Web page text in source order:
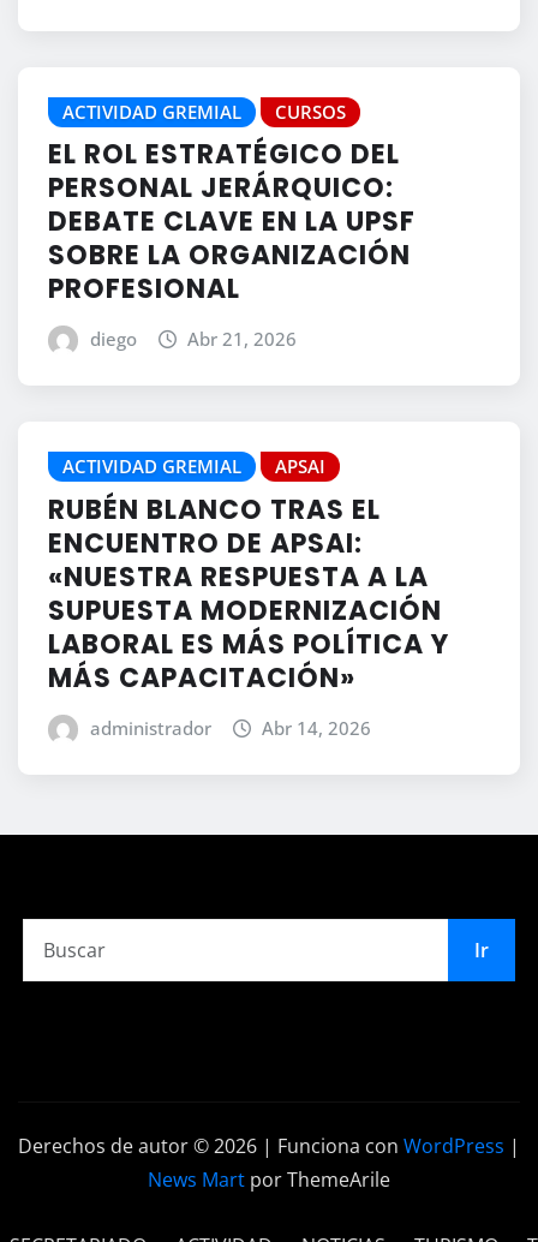
ACTIVIDAD GREMIAL CURSOS
EL ROL ESTRATÉGICO DEL
PERSONAL JERÁRQUICO:
DEBATE CLAVE EN LA UPSF
SOBRE LA ORGANIZACIÓN
PROFESIONAL
diego Abr 21, 2026
ACTIVIDAD GREMIAL APSAI
RUBÉN BLANCO TRAS EL
ENCUENTRO DE APSAI:
«NUESTRA RESPUESTA A LA
SUPUESTA MODERNIZACIÓN
LABORAL ES MÁS POLÍTICA Y
MÁS CAPACITACIÓN»
administrador Abr 14, 2026
Ir
Derechos de autor © 2026 | Funciona con WordPress |
News Mart por ThemeArile